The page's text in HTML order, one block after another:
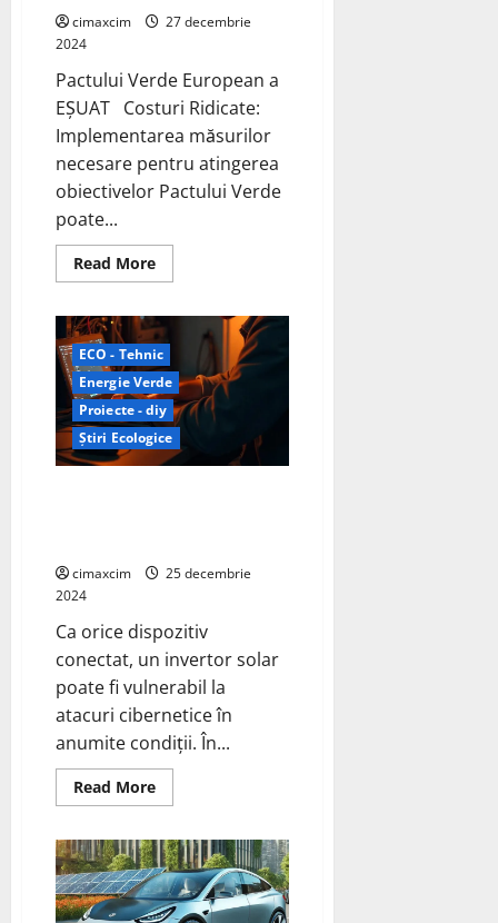
cimaxcim
27 decembrie
2024
Pactului Verde European a
EȘUAT Costuri Ridicate:
Implementarea măsurilor
necesare pentru atingerea
obiectivelor Pactului Verde
poate...
Read MoreRead
more
„verzi”
ale
UE
sub
conducerea
Ursulei
von
der
Leyen
au
ECO - Tehnic
Energie Verde
Proiecte - diy
Știri Ecologice
cimaxcim
25 decembrie
2024
Ca orice dispozitiv
conectat, un invertor solar
poate fi vulnerabil la
atacuri cibernetice în
anumite condiții. În...
Read MoreRead
more
invertoarelor
solare
conectate
la
internet,